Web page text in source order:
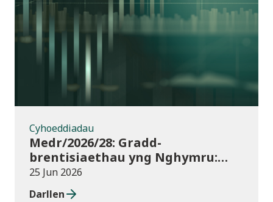
Cyhoeddiadau
Cyhoeddiadau
Medr/2026/28: Gradd-
brentisiaethau yng Nghymru:
dyraniadau cyllid ar gyfer
blwyddyn academaidd 2026/27
25 Jun 2026
Darllen